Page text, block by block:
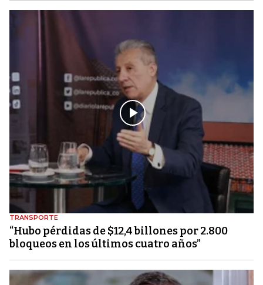
TRANSPORTE
“Hubo pérdidas de $12,4 billones por 2.800
bloqueos en los últimos cuatro años”